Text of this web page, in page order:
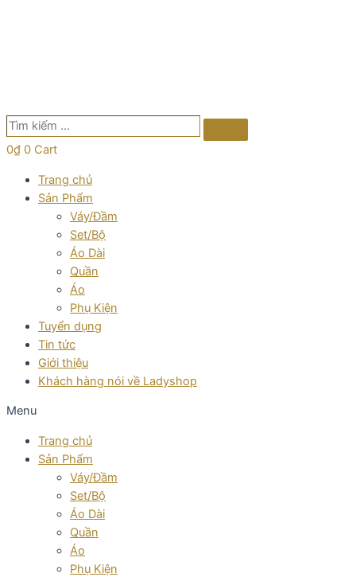
Tìm
kiếm
…
0₫ 0 Cart
Trang chủ
Sản Phẩm
Váy/Đầm
Set/Bộ
Áo Dài
Quần
Áo
Phụ Kiện
Tuyển dụng
Tin tức
Giới thiệu
Khách hàng nói về Ladyshop
Menu
Trang chủ
Sản Phẩm
Váy/Đầm
Set/Bộ
Áo Dài
Quần
Áo
Phụ Kiện